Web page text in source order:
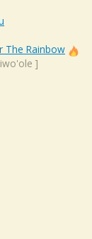
The Rainbow
]